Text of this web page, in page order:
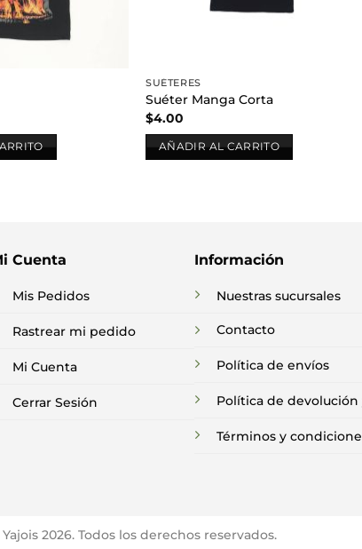
SUÉTERES
Suéter Manga Corta
$4.00
AÑADIR AL CARRITO
Cuenta
Mis Pedidos
Rastrear mi pedido
Mi Cuenta
Cerrar Sesión
Información
Nuestras sucursales
Contacto
Política de envíos
Política de
Términos y
Yajois 2026. Todos los derechos reservados.